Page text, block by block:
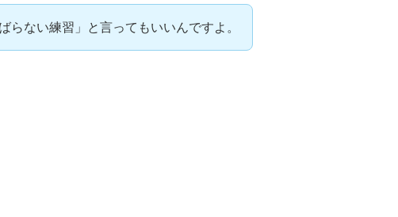
らない練習」と言ってもいいんですよ。